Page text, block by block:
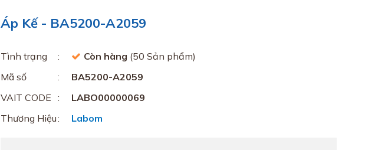
Áp Kế - BA5200-A2059
Tình trạng Còn hàng (50 Sản phẩm)
Mã số
BA5200-A2059
VAIT CODE
LABO00000069
Thương Hiệu
Labom